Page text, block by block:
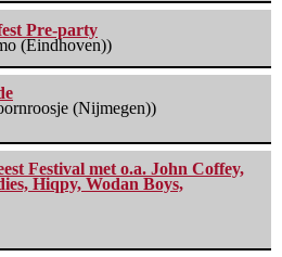
Pre-party
(Eindhoven))
(Nijmegen))
Festival met o.a. John Coffey,
Hiqpy, Wodan Boys,